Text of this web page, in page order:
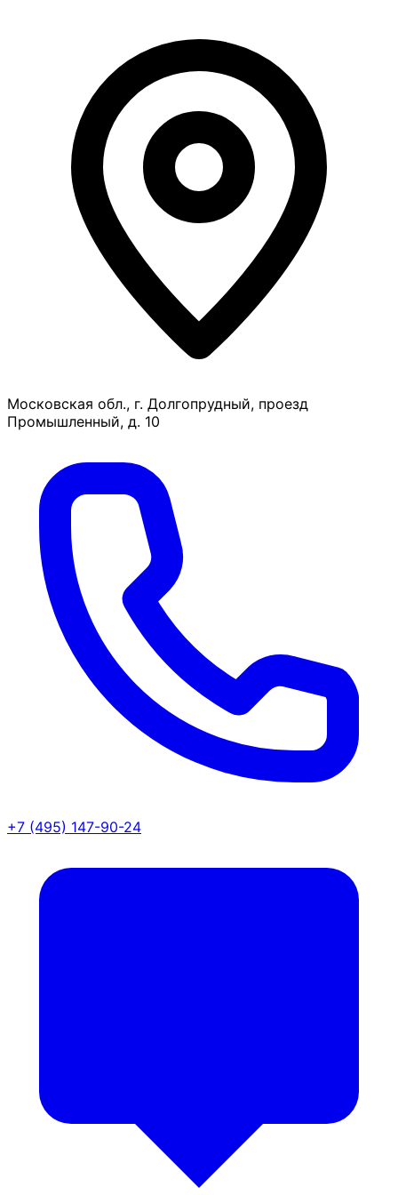
Московская обл., г. Долгопрудный, проезд
Промышленный, д. 10
+7 (495) 147-90-24